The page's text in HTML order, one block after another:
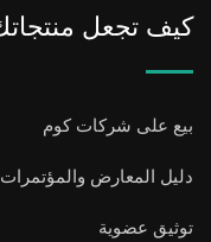
كيف تجعل
بيع على شركات كوم
دليل المعارض والمؤتمرات
توثيق عضوية